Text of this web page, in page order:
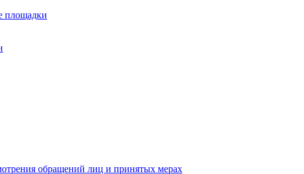
площадки
обращений лиц и принятых мерах